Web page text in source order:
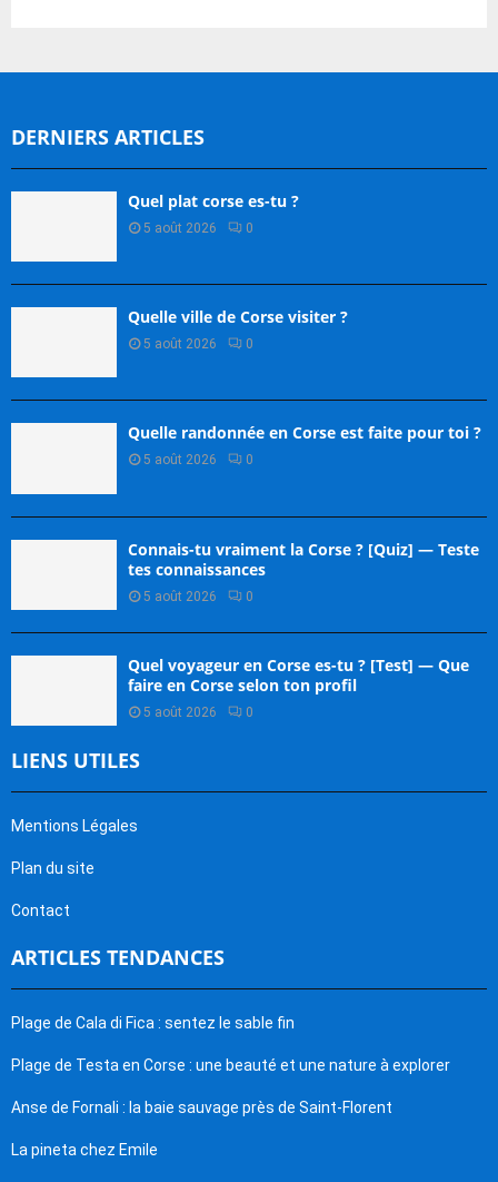
DERNIERS ARTICLES
Quel plat corse es-tu ?
5 août 2026 0
Quelle ville de Corse visiter ?
5 août 2026 0
Quelle randonnée en Corse est faite pour toi ?
5 août 2026 0
Connais-tu vraiment la Corse ? [Quiz] — Teste
tes connaissances
5 août 2026 0
Quel voyageur en Corse es-tu ? [Test] — Que
faire en Corse selon ton profil
5 août 2026 0
LIENS UTILES
Mentions Légales
Plan du site
Contact
ARTICLES TENDANCES
Plage de Cala di Fica : sentez le sable fin
Plage de Testa en Corse : une beauté et une nature à explorer
Anse de Fornali : la baie sauvage près de Saint-Florent
La pineta chez Emile